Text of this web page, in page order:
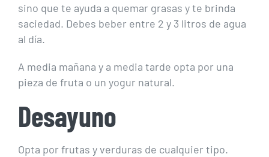
sino que te ayuda a quemar grasas y te brinda
saciedad. Debes beber entre 2 y 3 litros de agua
al día.
A media mañana y a media tarde opta por una
pieza de fruta o un yogur natural.
Desayuno
Opta por frutas y verduras de cualquier tipo.